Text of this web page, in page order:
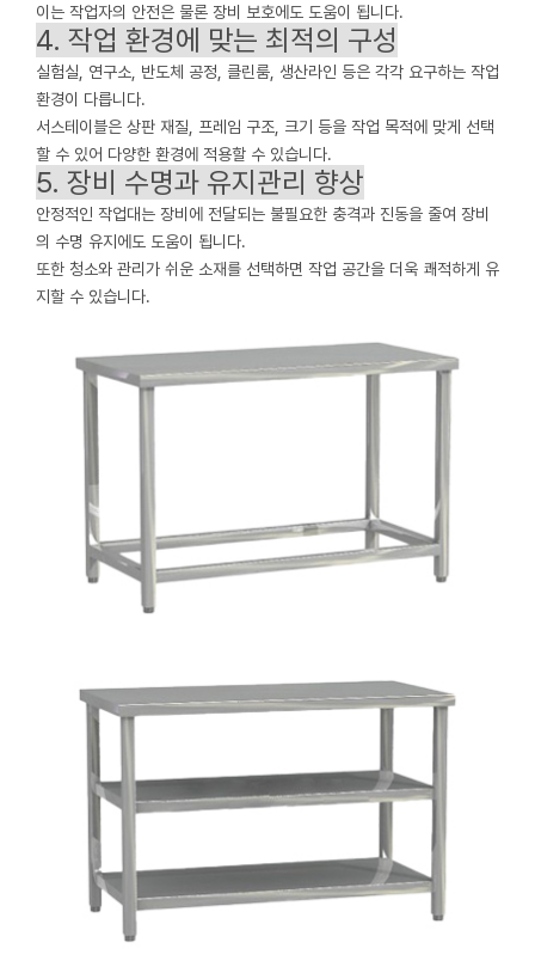
이는 작업자의 안전은 물론 장비 보호에도 도움이 됩니다.
4. 작업 환경에 맞는 최적의 구성
실험실, 연구소, 반도체 공정, 클린룸, 생산라인 등은 각각 요구하는 작업
환경이 다릅니다.
서스테이블은 상판 재질, 프레임 구조, 크기 등을 작업 목적에 맞게 선택
할 수 있어 다양한 환경에 적용할 수 있습니다.
5. 장비 수명과 유지관리 향상
안정적인 작업대는 장비에 전달되는 불필요한 충격과 진동을 줄여 장비
의 수명 유지에도 도움이 됩니다.
또한 청소와 관리가 쉬운 소재를 선택하면 작업 공간을 더욱 쾌적하게 유
지할 수 있습니다.